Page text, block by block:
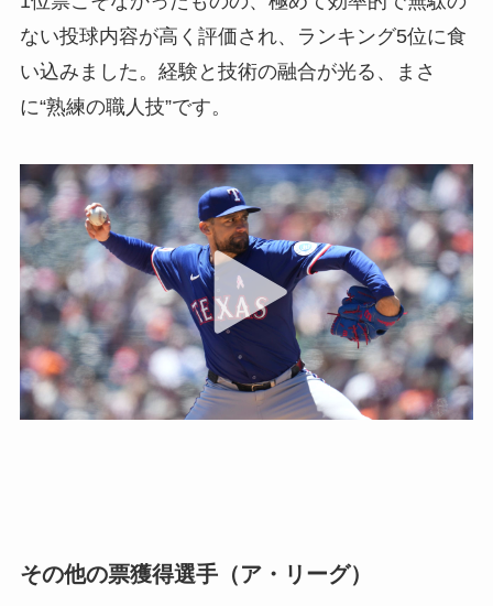
ない投球内容が高く評価され、ランキング5位に食
い込みました。経験と技術の融合が光る、まさ
に“熟練の職人技”です。
その他の票獲得選手（ア・リーグ）